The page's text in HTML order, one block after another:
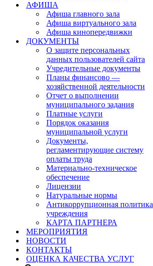
АФИША
Афиша главного зала
Афиша виртуального зала
Афиша кинопередвижки
ДОКУМЕНТЫ
О защите персональных
данных пользователей сайта
Учредительные документы
Планы финансово —
хозяйственной деятельности
Отчет о выполнении
муниципального задания
Платные услуги
Порядок оказания
муниципальной услуги
Документы,
регламентирующие систему
оплаты труда
Материально-техническое
обеспечение
Лицензии
Натуральные нормы
Антикоррупционная политика
учреждения
КАРТА ПАРТНЕРА
МЕРОПРИЯТИЯ
НОВОСТИ
КОНТАКТЫ
ОЦЕНКА КАЧЕСТВА УСЛУГ